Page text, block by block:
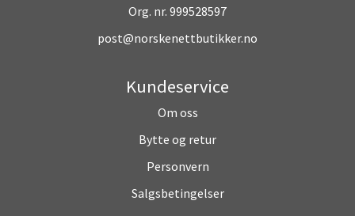
Org. nr. 999528597
post@norskenettbutikker.no
Kundeservice
Om oss
Bytte og retur
Personvern
Salgsbetingelser